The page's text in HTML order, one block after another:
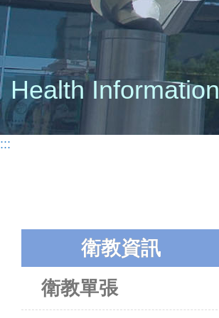
Health Information
:::
衛教資訊
衛教單張